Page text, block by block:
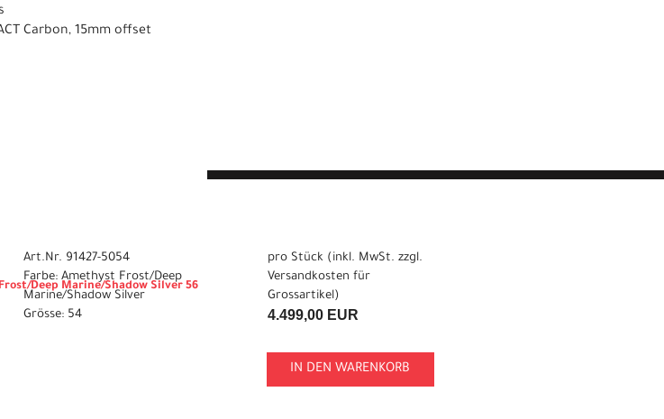
Carbon, 15mm offset
Deep Marine/Shadow Silver 56
Art.Nr. 91427-5054
Farbe: Amethyst Frost/Deep
Marine/Shadow Silver
Grösse: 54
pro Stück (inkl. MwSt. zzgl.
Versandkosten für
Grossartikel)
4.499,00 EUR
IN DEN WARENKORB